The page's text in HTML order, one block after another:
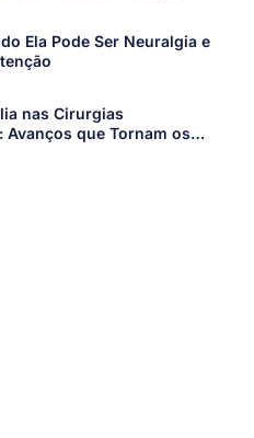
Ela Pode Ser Neuralgia e
nas Cirurgias
que Tornam os